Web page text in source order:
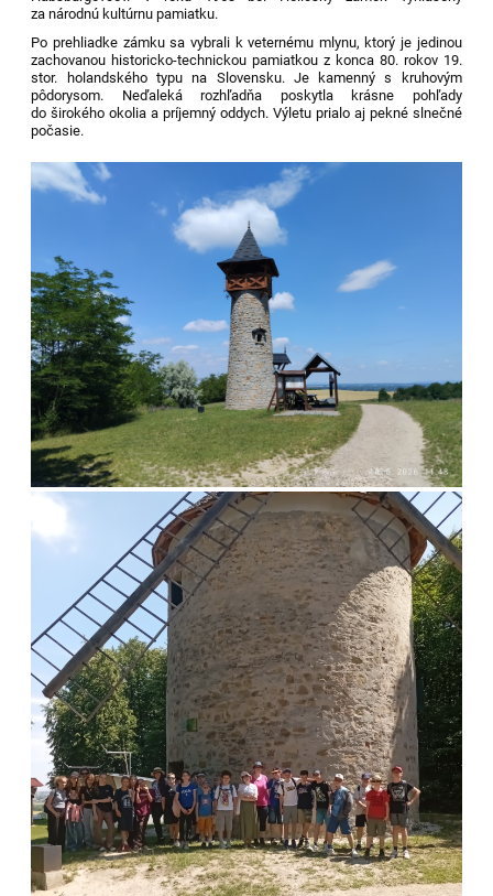
za národnú kultúrnu pamiatku.
Po prehliadke zámku sa vybrali k veternému mlynu, ktorý je jedinou
zachovanou historicko-technickou pamiatkou z konca 80. rokov 19.
stor. holandského typuna Slovensku. Je kamenný s kruhovým
pôdorysom. Neďaleká rozhľadňa poskytla krásne pohľady
do širokého okolia a príjemný oddych. Výletu prialo aj pekné slnečné
počasie.